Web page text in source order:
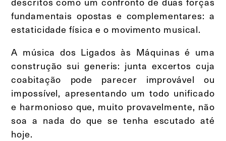
fundamentais opostas e complementares: a
estaticidade física e o movimento musical.
A música dos Ligados às Máquinas é uma
construção sui generis: junta excertos cuja
coabitação pode parecer improvável ou
impossível, apresentando um todo unificado
e harmonioso que, muito provavelmente, não
soa a nada do que se tenha escutado até
hoje.